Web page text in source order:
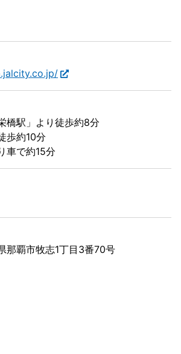
橋駅」より徒歩約8分
歩約10分
車で約15分
那覇市牧志1丁目3番70号